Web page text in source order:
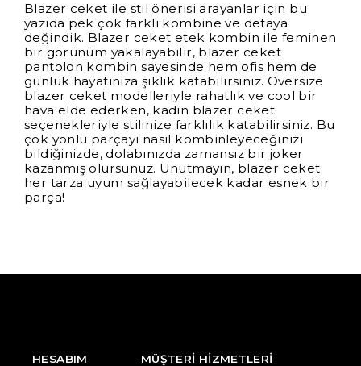
Blazer ceket ile stil önerisi arayanlar için bu
yazıda pek çok farklı kombine ve detaya
değindik. Blazer ceket etek kombin ile feminen
bir görünüm yakalayabilir, blazer ceket
pantolon kombin sayesinde hem ofis hem de
günlük hayatınıza şıklık katabilirsiniz. Oversize
blazer ceket modelleriyle rahatlık ve cool bir
hava elde ederken, kadın blazer ceket
seçenekleriyle stilinize farklılık katabilirsiniz. Bu
çok yönlü parçayı nasıl kombinleyeceğinizi
bildiğinizde, dolabınızda zamansız bir joker
kazanmış olursunuz. Unutmayın, blazer ceket
her tarza uyum sağlayabilecek kadar esnek bir
parça!
HESABIM
MÜŞTERİ HİZMETLERİ